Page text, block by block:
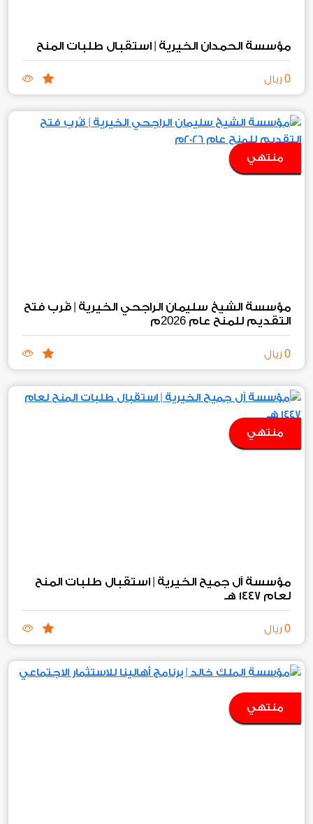
مؤسسة الحمدان الخيرية | استقبال طلبات المنح
0 ريال
منتهي
مؤسسة الشيخ سليمان الراجحي الخيرية | قُرب فتح
التقديم للمنح عام 2026م
0 ريال
منتهي
مؤسسة آل جميح الخيرية | استقبال طلبات المنح
لعام ١٤٤٧ هـ
0 ريال
منتهي